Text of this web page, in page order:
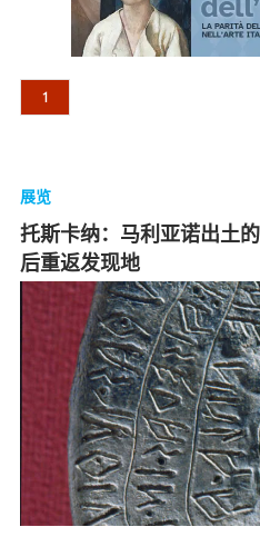
1
展览
托斯卡纳：马利亚诺出土
后重返发现地